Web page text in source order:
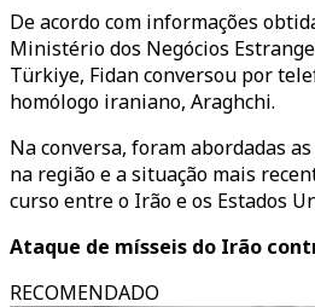
De acordo com informações
Ministério dos Negócios
Türkiye, Fidan conversou por
homólogo iraniano, Araghchi.
Na conversa, foram abordadas
na região e a situação mais
curso entre o Irão e os Estados
Ataque de mísseis do Irão
RECOMENDADO